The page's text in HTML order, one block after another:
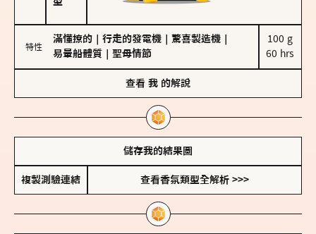
特性
滿懂撩的 行走的發電機 驚喜製造機
易暈船體質
聖母情節
100 g
60 hrs
查看 我 的解說
儲存我的結果圖
複製測驗連結 查看香氛類型全解析 >>>